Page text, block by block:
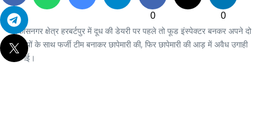
0
0
विकासनगर क्षेत्र हरबर्टपुर में दूध की डेयरी पर पहले तो फूड इंस्पेक्टर बनकर अपने दो
साथियों के साथ फर्जी टीम बनाकर छापेमारी की, फिर छापेमारी की आड़ में अवैध उगाही
की गई।